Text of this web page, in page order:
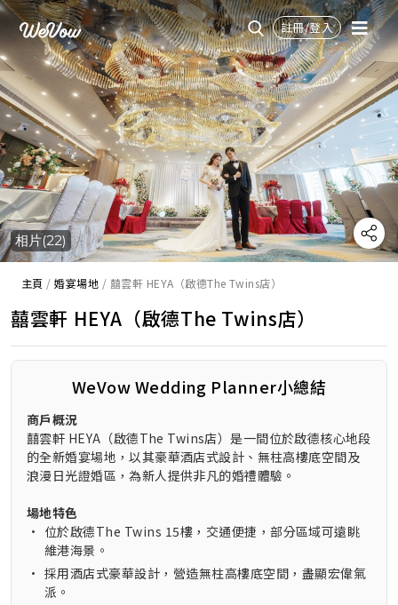
註冊/登入
相片(22)
主頁 /婚宴場地 / 囍雲軒 HEYA（啟德The Twins店）
囍雲軒 HEYA（啟德The Twins店）
WeVow Wedding Planner小總結
商戶概況
囍雲軒 HEYA（啟德The Twins店）是一間位於啟德核心地段
的全新婚宴場地，以其豪華酒店式設計、無柱高樓底空間及
浪漫日光證婚區，為新人提供非凡的婚禮體驗。
場地特色
• 位於啟德The Twins 15樓，交通便捷，部分區域可遠眺
維港海景。
• 採用酒店式豪華設計，營造無柱高樓底空間，盡顯宏偉氣
派。